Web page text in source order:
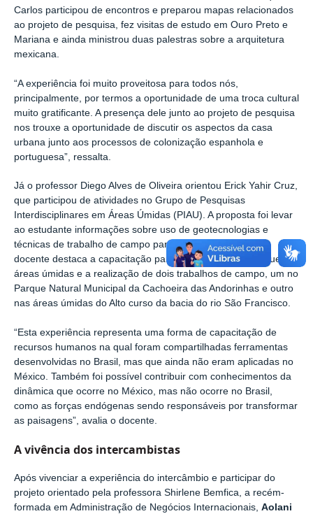
Carlos participou de encontros e preparou mapas relacionados
ao projeto de pesquisa, fez visitas de estudo em Ouro Preto e
Mariana e ainda ministrou duas palestras sobre a arquitetura
mexicana.
“A experiência foi muito proveitosa para todos nós,
principalmente, por termos a oportunidade de uma troca cultural
muito gratificante. A presença dele junto ao projeto de pesquisa
nos trouxe a oportunidade de discutir os aspectos da casa
urbana junto aos processos de colonização espanhola e
portuguesa”, ressalta.
Já o professor Diego Alves de Oliveira orientou Erick Yahir Cruz,
que participou de atividades no Grupo de Pesquisas
Interdisciplinares em Áreas Úmidas (PIAU). A proposta foi levar
ao estudante informações sobre uso de geotecnologias e
técnicas de trabalho de campo para pesquisa e ensino. O
docente destaca a capacitação para mapeamento de pequenas
áreas úmidas e a realização de dois trabalhos de campo, um no
Parque Natural Municipal da Cachoeira das Andorinhas e outro
nas áreas úmidas do Alto curso da bacia do rio São Francisco.
“Esta experiência representa uma forma de capacitação de
recursos humanos na qual foram compartilhadas ferramentas
desenvolvidas no Brasil, mas que ainda não eram aplicadas no
México. Também foi possível contribuir com conhecimentos da
dinâmica que ocorre no México, mas não ocorre no Brasil,
como as forças endógenas sendo responsáveis por transformar
as paisagens”, avalia o docente.
A vivência dos intercambistas
Após vivenciar a experiência do intercâmbio e participar do
projeto orientado pela professora Shirlene Bemfica, a recém-
formada em Administração de Negócios Internacionais, Aolani